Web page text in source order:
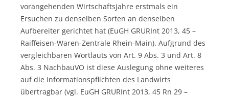
vorangehenden Wirtschaftsjahre erstmals ein
Ersuchen zu denselben Sorten an denselben
Aufbereiter gerichtet hat (EuGH GRURInt 2013, 45 –
Raiffeisen-Waren-Zentrale Rhein-Main). Aufgrund des
vergleichbaren Wortlauts von Art. 9 Abs. 3 und Art. 8
Abs. 3 NachbauVO ist diese Auslegung ohne weiteres
auf die Informationspflichten des Landwirts
übertragbar (vgl. EuGH GRURInt 2013, 45 Rn 29 –